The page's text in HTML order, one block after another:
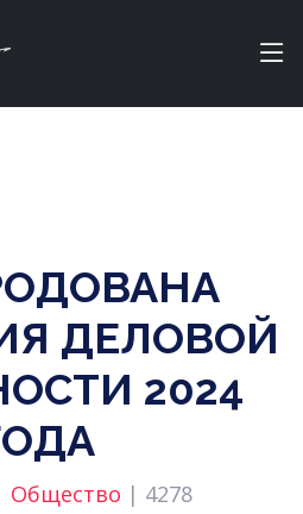
ДЕЛОВОЙ
2024
Общество | 4278